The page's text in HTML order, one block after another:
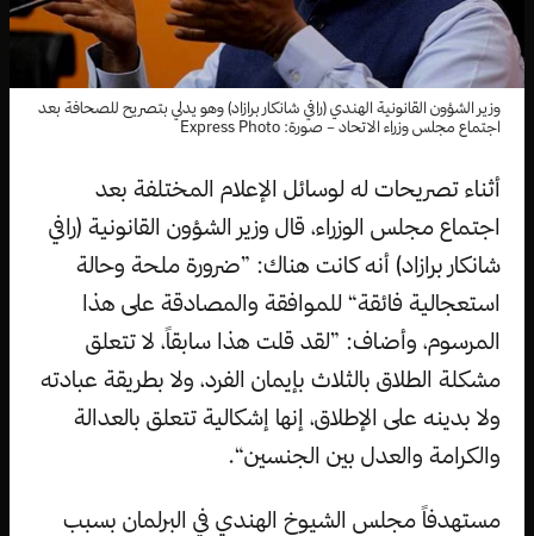
وزير الشؤون القانونية الهندي (رافي شانكار برازاد) وهو يدلي بتصريح للصحافة بعد
اجتماع مجلس وزراء الاتحاد – صورة: Express Photo
أثناء تصريحات له لوسائل الإعلام المختلفة بعد
اجتماع مجلس الوزراء، قال وزير الشؤون القانونية (رافي
شانكار برازاد) أنه كانت هناك: ”ضرورة ملحة وحالة
استعجالية فائقة“ للموافقة والمصادقة على هذا
المرسوم، وأضاف: ”لقد قلت هذا سابقاً، لا تتعلق
مشكلة الطلاق بالثلاث بإيمان الفرد، ولا بطريقة عبادته
ولا بدينه على الإطلاق، إنها إشكالية تتعلق بالعدالة
والكرامة والعدل بين الجنسين“.
مستهدفاً مجلس الشيوخ الهندي في البرلمان بسبب